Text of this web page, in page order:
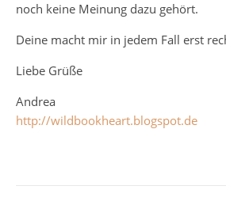
noch keine Meinung dazu gehört.
Deine macht mir in jedem Fall erst
Liebe Grüße
Andrea
http://wildbookheart.blogspot.de